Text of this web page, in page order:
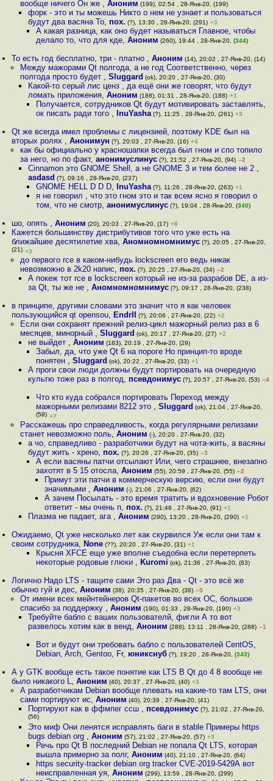
вообще ничего Он же , Аноним (199), 02:54 , 28-Янв-20, (199)
форк - это и ты можешь Никто о нем не узнает и пользоваться
будут два васяна То, пох. (?), 13:30 , 28-Янв-20, (291) +3
А какая разница, как оно будет называться Главное, чтобы
делало то, что для кде,Аноним (260), 19:44 , 28-Янв-20, (344)
То есть год бесплатно, три - платно ,Аноним (14), 20:02 , 27-Янв-20, (14)
Между мажорами Qt полгода, а не год Соответственно, через
полгода просто будет , Sluggard (ok), 20:20 , 27-Янв-20, (30)
Какой-то серый лис ценз , да ещё они же говорят, что будут
ломать приложения, Аноним (188), 01:31 , 28-Янв-20, (188) +1
Получается, сотрудников Qt будут мотивировать заставлять,
ок писать ради того , InuYasha (?), 11:25 , 28-Янв-20, (261) +3
Qt же всегда имел проблемы с лицензией, поэтому KDE был на
вторых ролях ,Анонимун (?), 20:03 , 27-Янв-20, (16) +4
как бы официально у красношапки всегда был гном и спо топило
за него, но по факт, анонимуслинус(?), 21:52 , 27-Янв-20, (94) –2
Cinnamon это GNOME Shell, а не GNOME 3 и тем более не 2 ,
asdasd (?), 09:16 , 28-Янв-20, (237)
GNOME HELL D D D, InuYasha (?), 11:26 , 28-Янв-20, (263) +1
я не говорил , что это гном это и так всем ясно я говорил о
том, что не смотр,анонимуслинус (?), 19:04 , 28-Янв-20, (340)
шо, опять ,Аноним (20), 20:03 , 27-Янв-20, (17) +8
Кажется большинству дистрибутивов того что уже есть на
ближайшее десятилетие хва,Аномномномнимус (?), 20:05 , 27-Янв-20,
(21) +3
до первого rce в каком-нибудь lockscreen его ведь никак
невозможно в 2k20 напис, пох. (?), 20:25 , 27-Янв-20, (34) –2
А покеж тот rce в lockscreen который не из-за разрабов DE, а из-
за Qt, ты же не , Аномномномнимус(?), 09:17 , 28-Янв-20, (238)
в принципе, другими словами это значит что я как человек
пользующийся qt opensou, EndrII (?), 20:06 , 27-Янв-20, (22) +2
Если они сохранят прежний релиз-цикл мажорный релиз раз в 6
месяцев, минорный , Sluggard (ok), 20:17 , 27-Янв-20, (27) +2
не выйдет , Аноним (183), 20:19 , 27-Янв-20, (29)
Забыл, да, что уже Qt 6 на пороге Но принцип-то вроде
понятен ,Sluggard (ok), 20:22 , 27-Янв-20, (33) +1
А проги свои люди должны будут портировать на очередную
культю тоже раз в полгод, псевдонимус(?), 20:57 , 27-Янв-20, (53) –4
Что кто куда собрался портировать Переход между
мажорными релизами 8212 это ,Sluggard (ok), 21:04 , 27-Янв-20,
(58) +7
Расскажешь про справедливость, когда регулярными релизами
станет невозможно поль, Аноним (-), 20:20 , 27-Янв-20, (32)
а чо, справедливо - разработчики будут на чота-жить, а васяны
будут жить - хрено, пох. (?), 20:26 , 27-Янв-20, (35) –3
А если васяны патчи отсылают Или, чего страшнее, внезапно
захотят в 5 15 отосла,Аноним (55), 20:59 , 27-Янв-20, (55) –2
Примут эти патчи в коммерческую версию, если они будут
значимыми , Аноним (-), 21:06 , 27-Янв-20, (62)
А зачем Посылать - это время тратить и вдохновение Робот
ответит - мы очень п, пох. (?), 21:48 , 27-Янв-20, (91) +1
Плазма не падает, ага , Аноним (290), 13:20 , 28-Янв-20, (290) +1
Ожидаемо, Qt уже несколько лет как скурвился Уж если они там к
своим сотрудника, None (??), 20:20 , 27-Янв-20, (31) +1
Крысня XFCE еще уже вполне съедобна если перетерпеть
некоторые родовые глюки , Kuromi (ok), 21:36 , 27-Янв-20, (83)
Логично Надо LTS - тащите сами Это раз Два - Qt - это всё же
обычно гуй и дес,Аноним (38), 20:35 , 27-Янв-20, (38) –5
От имени всех мейнтейнеров Qt-пакетов во всех ОС, большое
спасибо за поддержку , Аноним (190), 01:33 , 28-Янв-20, (190) +3
Требуйте бабло с ваших пользователй, фигли А то вот
развелось хотим как в венд, Аноним (288), 13:11 , 28-Янв-20, (288) –1
Вот и будут они требовать бабло с пользователей CentOS,
Debian, Arch, Gentoo, Fr, юникснуб (?), 19:20 , 28-Янв-20, (343)
А у GTK вообще есть такое понятие как LTS В Qt до 4 8 вообще не
было никакого L,Аноним (40), 20:37 , 27-Янв-20, (40) +3
А разработчикам Debian вообще плевать на какие-то там LTS, они
сами портируют ис, Аноним (40), 20:39 , 27-Янв-20, (41)
Портируют как в ффмпег ссш , псевдонимус(?), 21:02 , 27-Янв-20,
(56)
Это миф Они ленятся исправлять баги в stable Примеры https
bugs debian org , Аноним (57), 21:02 , 27-Янв-20, (57) +3
Речь про Qt В последний Debian не попала Qt LTS, которая
вышла примерно за полг,Аноним (40), 21:10 , 27-Янв-20, (64)
https security-tracker debian org tracker CVE-2019-5429А вот
неисправленная уя,Аноним (299), 13:59 , 28-Янв-20, (299)